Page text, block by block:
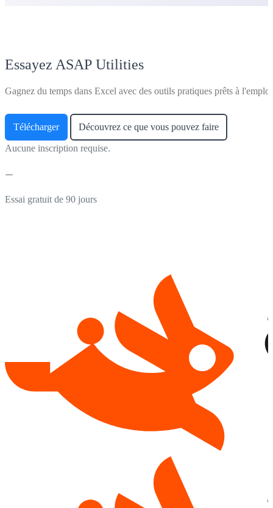
Essayez ASAP Utilities
Gagnez du temps dans Excel avec des outils pratiques prêts à
Télécharger Découvrez ce que vous pouvez faire
Aucune inscription requise.
Essai gratuit de 90 jours